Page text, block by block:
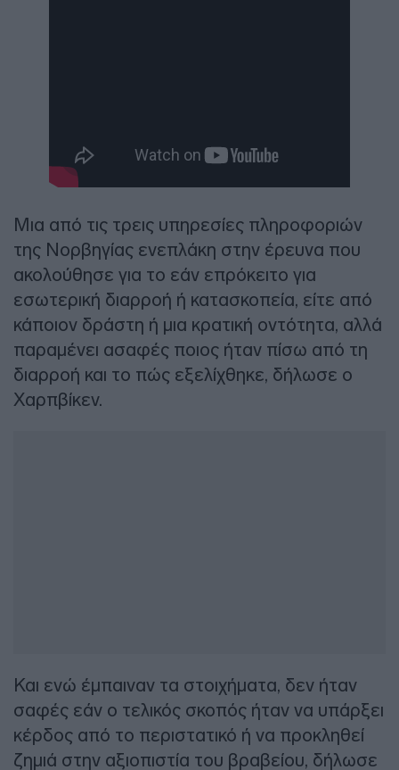
Μια από τις τρεις υπηρεσίες πληροφοριών
της Νορβηγίας ενεπλάκη στην έρευνα που
ακολούθησε για το εάν επρόκειτο για
εσωτερική διαρροή ή κατασκοπεία, είτε από
κάποιον δράστη ή μια κρατική οντότητα, αλλά
παραμένει ασαφές ποιος ήταν πίσω από τη
διαρροή και το πώς εξελίχθηκε, δήλωσε ο
Χαρπβίκεν.
Και ενώ έμπαιναν τα στοιχήματα, δεν ήταν
σαφές εάν ο τελικός σκοπός ήταν να υπάρξει
κέρδος από το περιστατικό ή να προκληθεί
ζημιά στην αξιοπιστία του βραβείου, δήλωσε